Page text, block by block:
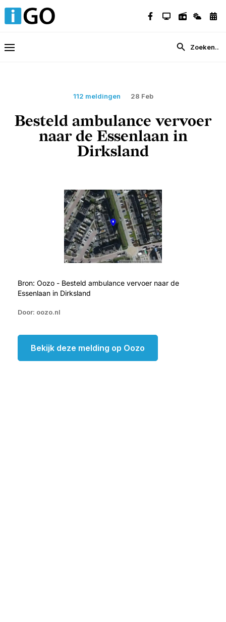
112 meldingen 28 Feb
Besteld ambulance vervoer
naar de Essenlaan in
Dirksland
Bron: Oozo - Besteld ambulance vervoer naar de
Essenlaan in Dirksland
Door: oozo.nl
Bekijk deze melding op Oozo